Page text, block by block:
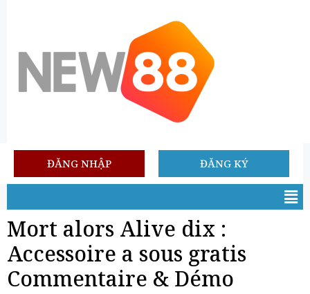
ĐĂNG NHẬP ĐĂNG KÝ
Mort alors Alive dix :
Accessoire a sous gratis
Commentaire & Démo